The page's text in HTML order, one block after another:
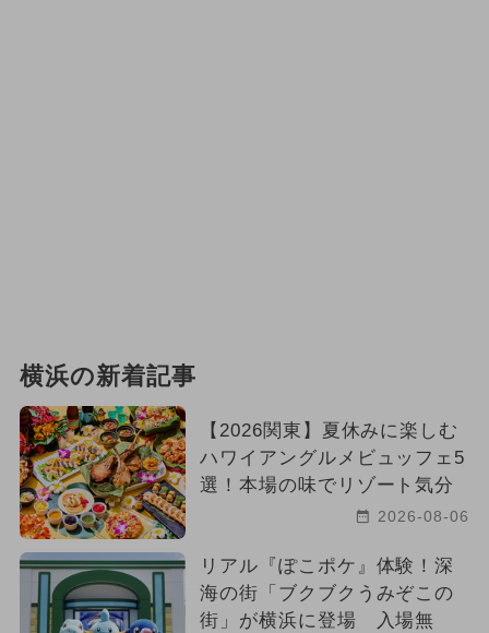
横浜の新着記事
【2026関東】夏休みに楽しむ
ハワイアングルメビュッフェ5
選！本場の味でリゾート気分
2026-08-06
リアル『ぽこポケ』体験！深
海の街「ブクブクうみぞこの
街」が横浜に登場 入場無